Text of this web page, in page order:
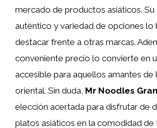
mercado de productos asiáticos. Su
auténtico y variedad de opciones lo
destacar frente a otras marcas.
conveniente precio lo convierte en
accesible para aquellos amantes de
oriental. Sin duda, Mr Noodles
elección acertada para disfrutar de
platos asiáticos en la comodidad de